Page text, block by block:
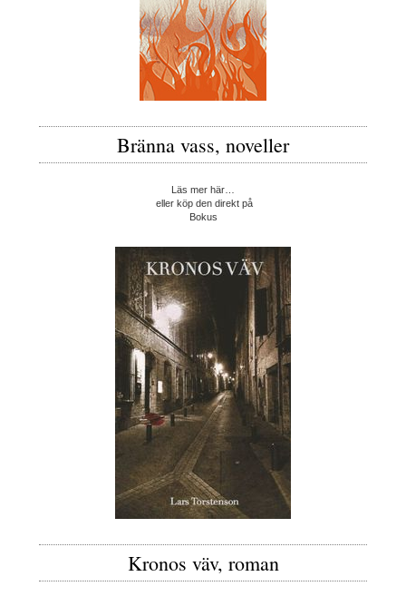
Bränna vass, noveller
Läs mer här…
eller köp den direkt på
Bokus
Kronos väv, roman